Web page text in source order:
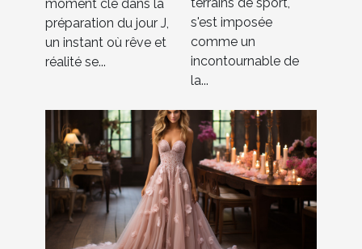
moment clé dans la
préparation du jour J,
un instant où rêve et
réalité se...
terrains de sport,
s'est imposée
comme un
incontournable de
la...